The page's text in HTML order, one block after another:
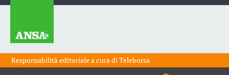
Responsabilità editoriale a cura diTeleborsa